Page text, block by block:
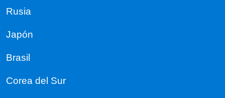
Rusia
Japón
Brasil
Corea del Sur